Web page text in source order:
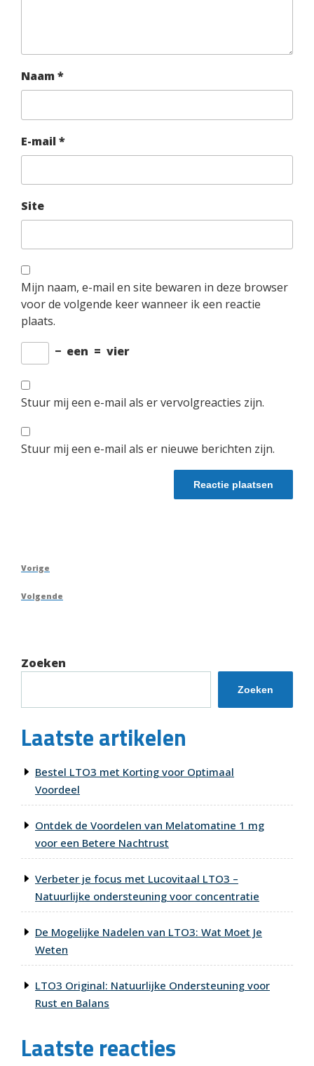
Naam *
E-mail *
Site
Mijn naam, e-mail en site bewaren in deze browser
voor de volgende keer wanneer ik een reactie
plaats.
− een = vier
Stuur mij een e-mail als er vervolgreacties zijn.
Stuur mij een e-mail als er nieuwe berichten zijn.
Berichtnavigatie
Vorig
Vorige
Volgend
Volgende
Zoeken
Zoeken
Laatste artikelen
Bestel LTO3 met Korting voor Optimaal
Voordeel
Ontdek de Voordelen van Melatomatine 1 mg
voor een Betere Nachtrust
Verbeter je focus met Lucovitaal LTO3 –
Natuurlijke ondersteuning voor concentratie
De Mogelijke Nadelen van LTO3: Wat Moet Je
Weten
LTO3 Original: Natuurlijke Ondersteuning voor
Rust en Balans
Laatste reacties